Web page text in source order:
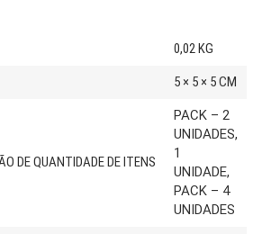
0,02 KG
5 × 5 × 5 CM
DE QUANTIDADE DE ITENS
PACK – 2
UNIDADES,
1
UNIDADE,
PACK – 4
UNIDADES